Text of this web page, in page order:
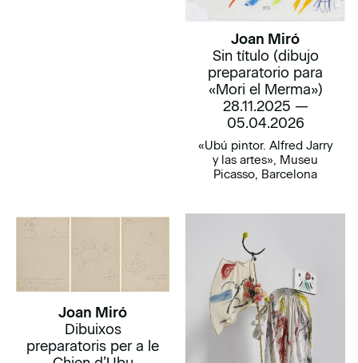
Joan Miró
Sin título (dibujo
preparatorio para
«Mori el Merma»)
28.11.2025 —
05.04.2026
«Ubú pintor. Alfred Jarry
y las artes», Museu
Picasso, Barcelona
Joan Miró
Dibuixos
preparatoris per a le